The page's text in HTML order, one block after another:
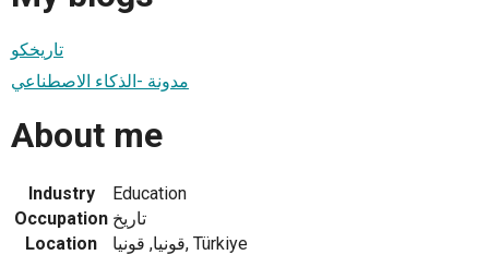
تاريخكو
مدونة -الذكاء الاصطناعي
About me
Industry
Education
Occupation تاريخ
Location
قونيا, قونيا, Türkiye